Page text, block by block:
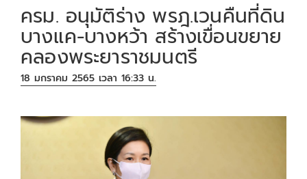
ครม. อนุมัติร่าง พรฎ.เวนคืนที่ดิน
บางแค-บางหว้า สร้างเขื่อนขยาย
คลองพระยาราชมนตรี
18 มกราคม 2565 เวลา 16:33 น.